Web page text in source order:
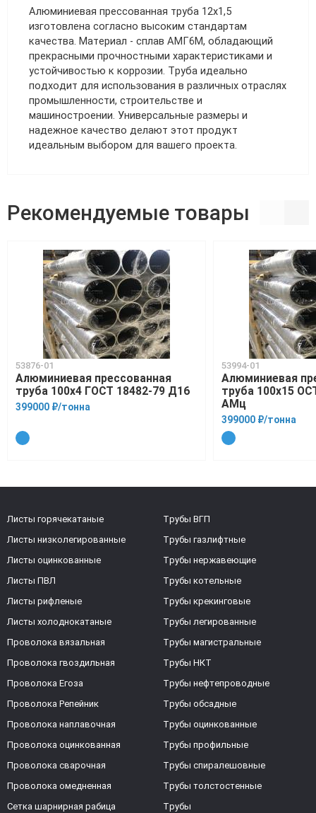
Алюминиевая прессованная труба 12х1,5
изготовлена согласно высоким стандартам
качества. Материал - сплав АМГ6М, обладающий
прекрасными прочностными характеристиками и
устойчивостью к коррозии. Труба идеально
подходит для использования в различных отраслях
промышленности, строительстве и
машиностроении. Универсальные размеры и
надежное качество делают этот продукт
идеальным выбором для вашего проекта.
Рекомендуемые товары
53876-01
Алюминиевая прессованная
труба 100х4 ГОСТ 18482-79 Д16
399000 ₽/тонна
53994-01
Алюминиевая
труба 100х15
АМц
399000 ₽/тонна
Листы горячекатаные
Листы низколегированные
Листы оцинкованные
Листы ПВЛ
Листы рифленые
Листы холоднокатаные
Проволока вязальная
Проволока гвоздильная
Проволока Егоза
Проволока Репейник
Проволока наплавочная
Проволока оцинкованная
Проволока сварочная
Проволока омедненная
Сетка шарнирная рабица
Трубы ВГП
Трубы газлифтные
Трубы нержавеющие
Трубы котельные
Трубы крекинговые
Трубы легированные
Трубы магистральные
Трубы НКТ
Трубы нефтепроводные
Трубы обсадные
Трубы оцинкованные
Трубы профильные
Трубы спиралешовные
Трубы толстостенные
Трубы